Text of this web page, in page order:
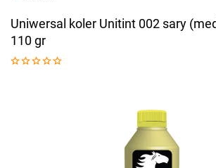
Uniwersal koler Unitint 002 sary
110 gr